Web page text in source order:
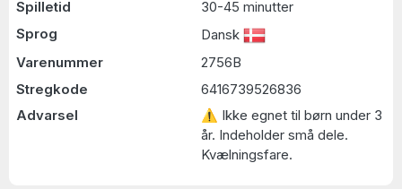
Spilletid
30-45 minutter
Sprog
Dansk
Varenummer
2756B
Stregkode
6416739526836
Advarsel
⚠ Ikke egnet til børn under 3
år. Indeholder små dele.
Kvælningsfare.